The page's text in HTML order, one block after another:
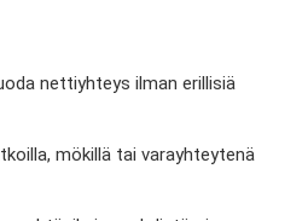
nettiyhteys ilman erillisiä
mökillä tai varayhteytenä